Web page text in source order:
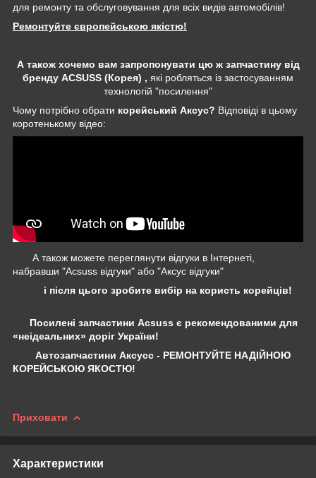
для ремонту та обслуговування для всіх видів автомобілів!
Ремонтуйте європейською якістю!
А також хочемо вам запропонувати цю ж запчастину від
бренду ACSUSS (Корея) , які робляться із застосуванням
технологій "посилення"
Чому потрібно обрати корейський Аксус? Відповіді в цьому
коротенькому відео:
А також можете переглянути відгуки в Інтернеті,
набравши "Acsuss відгуки" або "Аксус відгуки"
і після цього зробите вибір на користь корейців!
Посилені запчастини Acsuss є рекомендованими для
«неідеальних» доріг України!
Автозапчастини Аксусс - РЕМОНТУЙТЕ НАДІЙНОЮ
КОРЕЙСЬКОЮ ЯКОСТЮ!
Приховати
Характеристики